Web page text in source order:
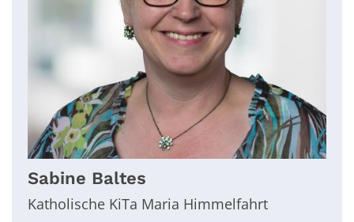
Sabine Baltes
Katholische KiTa Maria Himmelfahrt